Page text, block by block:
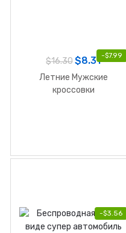
-$7.99
$16.30 $8.31
Летние Мужские
кроссовки
-$3.56